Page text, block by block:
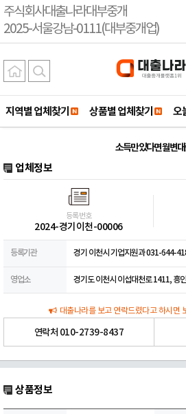
주식회사대출나라대부중개
2025-서울강남-0111(대부중개업)
지역별 업체찾기 상품별 업체찾기 오
소득만 있다면 월변
업체정보
등록번호
2024-경기이천-00006
등록기관 경기 이천시 기업지원과 031-644-
영업소 경기도 이천시 이섭대천로 1411, 흥
대출나라를 보고 연락드렸다고 하시면
연락처 010-2739-8437
상품정보